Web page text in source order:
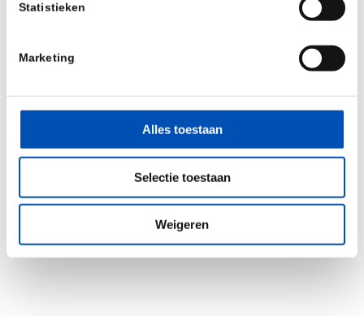
Statistieken
Marketing
Alles toestaan
Selectie toestaan
Weigeren
https://www.gulliver.nl/competition/
Coming soon
https://eithealth.eu/in-your-region/belgium-
netherlands/